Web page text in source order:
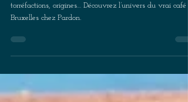
Qu’est-ce que le café de spécialité ? Méthodes
Bruxelles chez Pardon.